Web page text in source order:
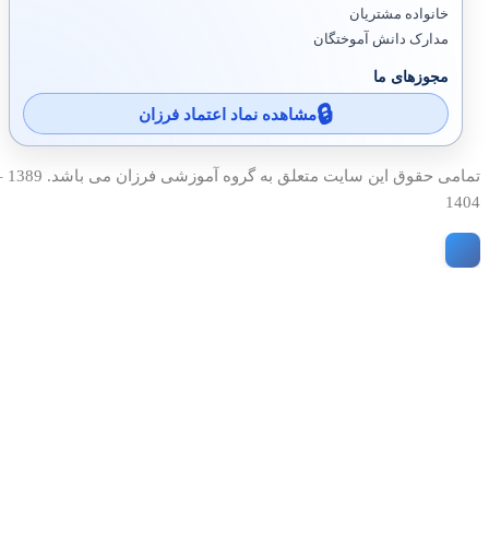
خانواده مشتریان
مدارک دانش آموختگان
مجوزهای ما
مشاهده نماد اعتماد فرزان
تمامی حقوق این
1404